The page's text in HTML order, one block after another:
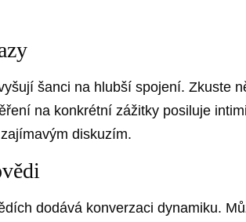
šanci na hlubší spojení. Zkuste
na konkrétní zážitky posiluje
diskuzím.
dodává konverzaci dynamiku.